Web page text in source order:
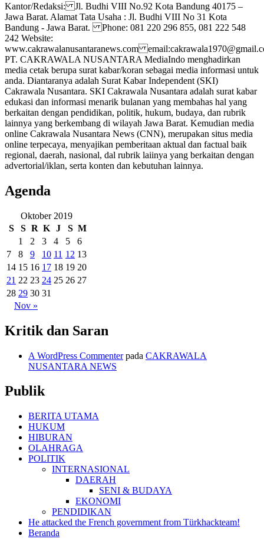
Kantor/Redaksi: Jl. Budhi VIII No.92 Kota Bandung 40175 –
Jawa Barat. Alamat Tata Usaha : Jl. Budhi VIII No 31 Kota
Bandung - Jawa Barat. Phone: 081 220 296 855, 081 222 548
242 Website:
www.cakrawalanusantaranews.com
PT. CAKRAWALA NUSANTARA MediaIndo menghadirkan
media cetak berupa surat kabar/koran sebagai media informasi untuk
anda. Diantaranya adalah Surat Kabar Independent (SKI)
Cakrawala Nusantara. SKI Cakrawala Nusantara adalah surat kabar
edukasi dan informasi menarik bulanan yang membahas hal yang
berkaitan dengan pendidikan, politik, hukum, budaya, dan rubrik
lainnya yang berkembang di wilayah Jawa Barat. Kemudian media
online Cakrawala Nusantara News (CNN), merupakan situs media
online terpecaya, menyajikan pemberitaan aktual dan factual baik
regional, daerah, nasional, dal rubrik laiinya yang berkaitan dengan
advertorial/iklan, serta konten dan kebutuhan lainnya.
Agenda
Oktober 2019
S
S R K J S M
1
2 3 4 5
6
7
8 9 10 11 12 13
14 15 16 17 18 19 20
21 22 23 24 25 26 27
28 29 30 31
Nov »
Kritik dan Saran
A WordPress Commenterpada CAKRAWALA
NUSANTARA NEWS
Publik
BERITA UTAMA
HUKUM
HIBURAN
OLAHRAGA
POLITIK
INTERNASIONAL
DAERAH
SENI & BUDAYA
EKONOMI
PENDIDIKAN
He attacked the French government from Türkhackteam!
Beranda